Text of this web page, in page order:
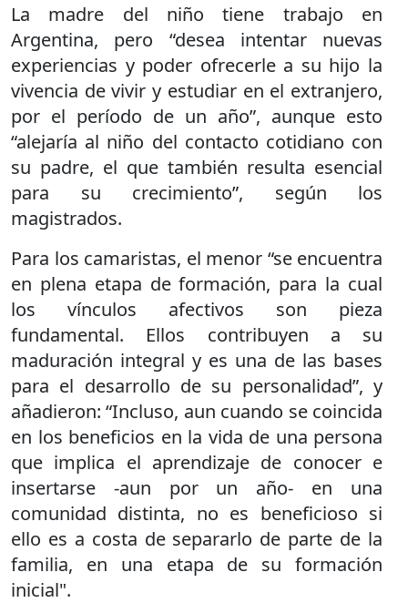
La madre del niño tiene trabajo en
Argentina, pero “desea intentar nuevas
experiencias y poder ofrecerle a su hijo la
vivencia de vivir y estudiar en el extranjero,
por el período de un año”, aunque esto
“alejaría al niño del contacto cotidiano con
su padre, el que también resulta esencial
para su crecimiento”, según los
magistrados.
Para los camaristas, el menor “se encuentra
en plena etapa de formación, para la cual
los vínculos afectivos son pieza
fundamental. Ellos contribuyen a su
maduración integral y es una de las bases
para el desarrollo de su personalidad”, y
añadieron: “Incluso, aun cuando se coincida
en los beneficios en la vida de una persona
que implica el aprendizaje de conocer e
insertarse -aun por un año- en una
comunidad distinta, no es beneficioso si
ello es a costa de separarlo de parte de la
familia, en una etapa de su formación
inicial".